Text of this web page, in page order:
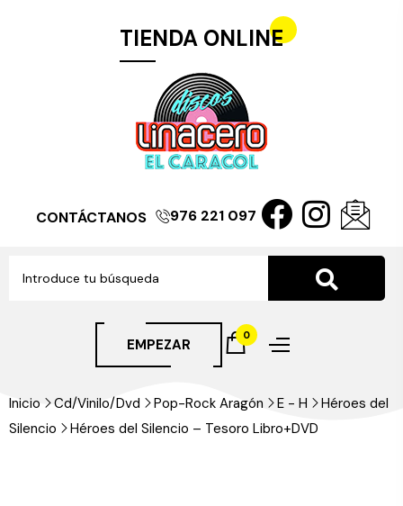
TIENDA ONLINE
CONTÁCTANOS 976 221 097
EMPEZAR
0
Inicio Cd/Vinilo/Dvd Pop-Rock Aragón E - H
Héroes del
Silencio
Héroes del Silencio – Tesoro Libro+DVD